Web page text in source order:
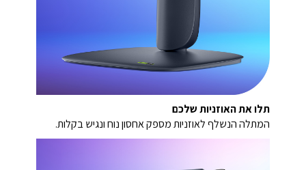
תלו את האוזניות שלכם
המתלה הנשלף לאוזניות מספק אחסון נוח ונגיש בקלות.